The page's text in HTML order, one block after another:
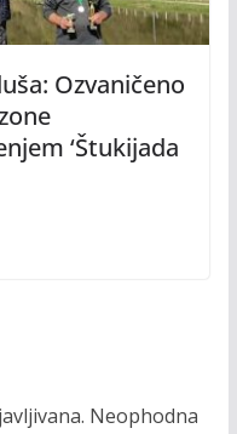
Ozvaničeno
‘Štukijada
Neophodna